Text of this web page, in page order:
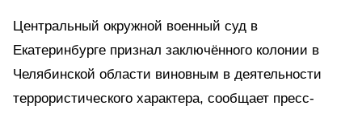
Центральный окружной военный суд в
Екатеринбурге признал заключённого колонии в
Челябинской области виновным в деятельности
террористического характера, сообщает пресс-